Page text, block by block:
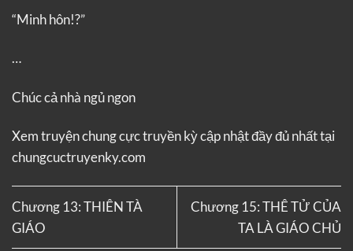
“Minh hôn!?”
…
Chúc cả nhà ngủ ngon
Xem truyệnchung cực truyền kỳcập nhật đầy đủ nhất tại
chungcuctruyenky.com
Chương 13: THIÊN TÀ
GIÁO
Chương 15: THÊ TỬ CỦA
TA LÀ GIÁO CHỦ